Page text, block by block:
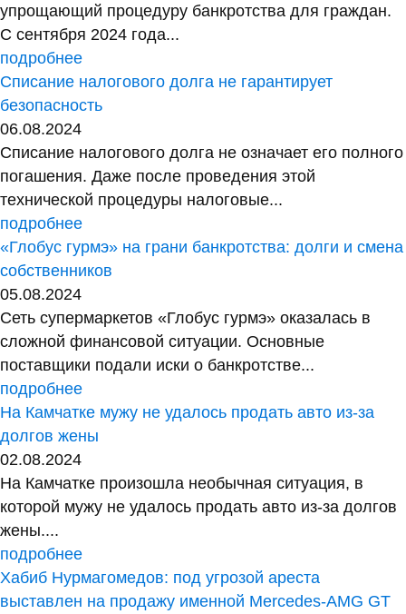
упрощающий процедуру банкротства для граждан.
С сентября 2024 года...
подробнее
Списание налогового долга не гарантирует
безопасность
06.08.2024
Списание налогового долга не означает его полного
погашения. Даже после проведения этой
технической процедуры налоговые...
подробнее
«Глобус гурмэ» на грани банкротства: долги и смена
собственников
05.08.2024
Сеть супермаркетов «Глобус гурмэ» оказалась в
сложной финансовой ситуации. Основные
поставщики подали иски о банкротстве...
подробнее
На Камчатке мужу не удалось продать авто из-за
долгов жены
02.08.2024
На Камчатке произошла необычная ситуация, в
которой мужу не удалось продать авто из-за долгов
жены....
подробнее
Хабиб Нурмагомедов: под угрозой ареста
выставлен на продажу именной Mercedes-AMG GT